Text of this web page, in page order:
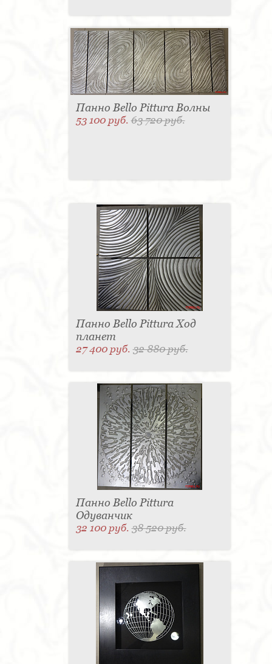
Панно Bello Pittura Волны
53 100 руб.63 720 руб.
Панно Bello Pittura Ход
планет
27 400 руб.32 880 руб.
Панно Bello Pittura
Одуванчик
32 100 руб.38 520 руб.